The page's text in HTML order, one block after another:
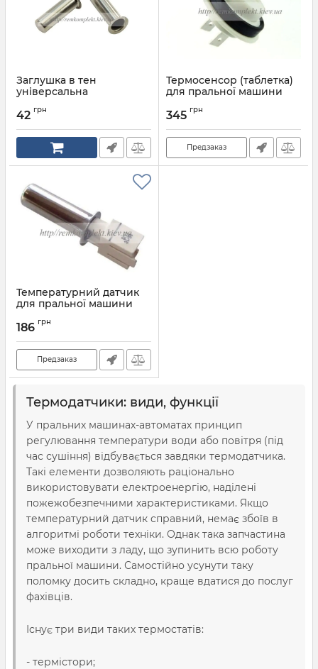
Заглушка в тен
універсальна
42 грн
Термосенсор (таблетка)
для пральної машини
91201325 20кОм
Артикул: 92743616
345 грн
Предзаказ
Температурний датчик
для пральної машини
Артикул:
186 грн
Предзаказ
Термодатчики: види, функції
У пральних машинах-автоматах принцип
регулювання температури води або повітря (під
час сушіння) відбувається завдяки термодатчика.
Такі елементи дозволяють раціонально
використовувати електроенергію, наділені
пожежобезпечними характеристиками. Якщо
температурний датчик справний, немає збоїв в
алгоритмі роботи техніки. Однак така запчастина
може виходити з ладу, що зупинить всю роботу
пральної машини. Самостійно усунути таку
поломку досить складно, краще вдатися до послуг
фахівців.
Існує три види таких термостатів:
- термістори;